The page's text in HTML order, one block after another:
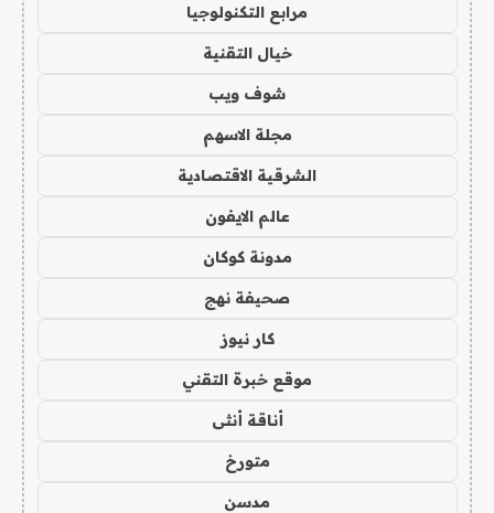
مرابع التكنولوجيا
خيال التقنية
شوف ويب
مجلة الاسهم
الشرقية الاقتصادية
عالم الايفون
مدونة كوكان
صحيفة نهج
كار نيوز
موقع خبرة التقني
أناقة أنثى
متورخ
مدسن